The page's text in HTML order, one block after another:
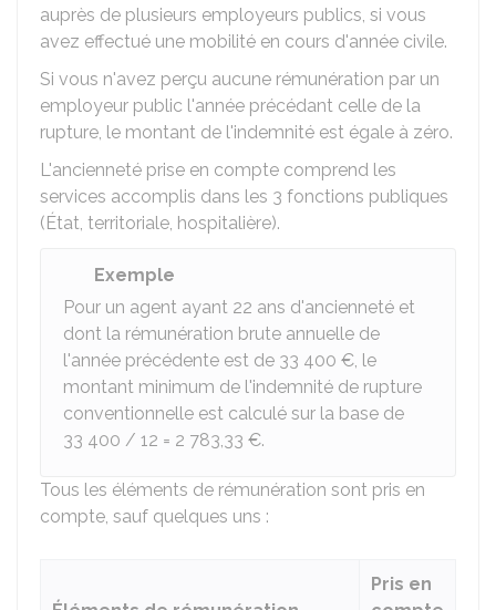
auprès de plusieurs employeurs publics, si vous
avez effectué une mobilité en cours d'année civile.
Si vous n'avez perçu aucune rémunération par un
employeur public l'année précédant celle de la
rupture, le montant de l'indemnité est égale à zéro.
L'ancienneté prise en compte comprend les
services accomplis dans les 3 fonctions publiques
(État, territoriale, hospitalière).
Exemple
Pour un agent ayant 22 ans d'ancienneté et
dont la rémunération brute annuelle de
l'année précédente est de 33 400 €, le
montant minimum de l'indemnité de rupture
conventionnelle est calculé sur la base de
33 400 / 12 = 2 783,33 €.
Tous les éléments de rémunération sont pris en
compte, sauf quelques uns :
Pris en